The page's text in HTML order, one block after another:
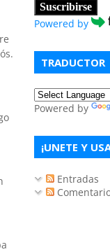
Suscribirse
Powered by
TRADUCTOR
Powered by
¡UNETE Y
Entradas